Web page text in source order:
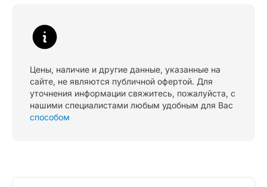
Цены, наличие и другие данные, указанные на
сайте, не являются публичной офертой. Для
уточнения информации свяжитесь, пожалуйста, с
нашими специалистами любым удобным для Вас
способом